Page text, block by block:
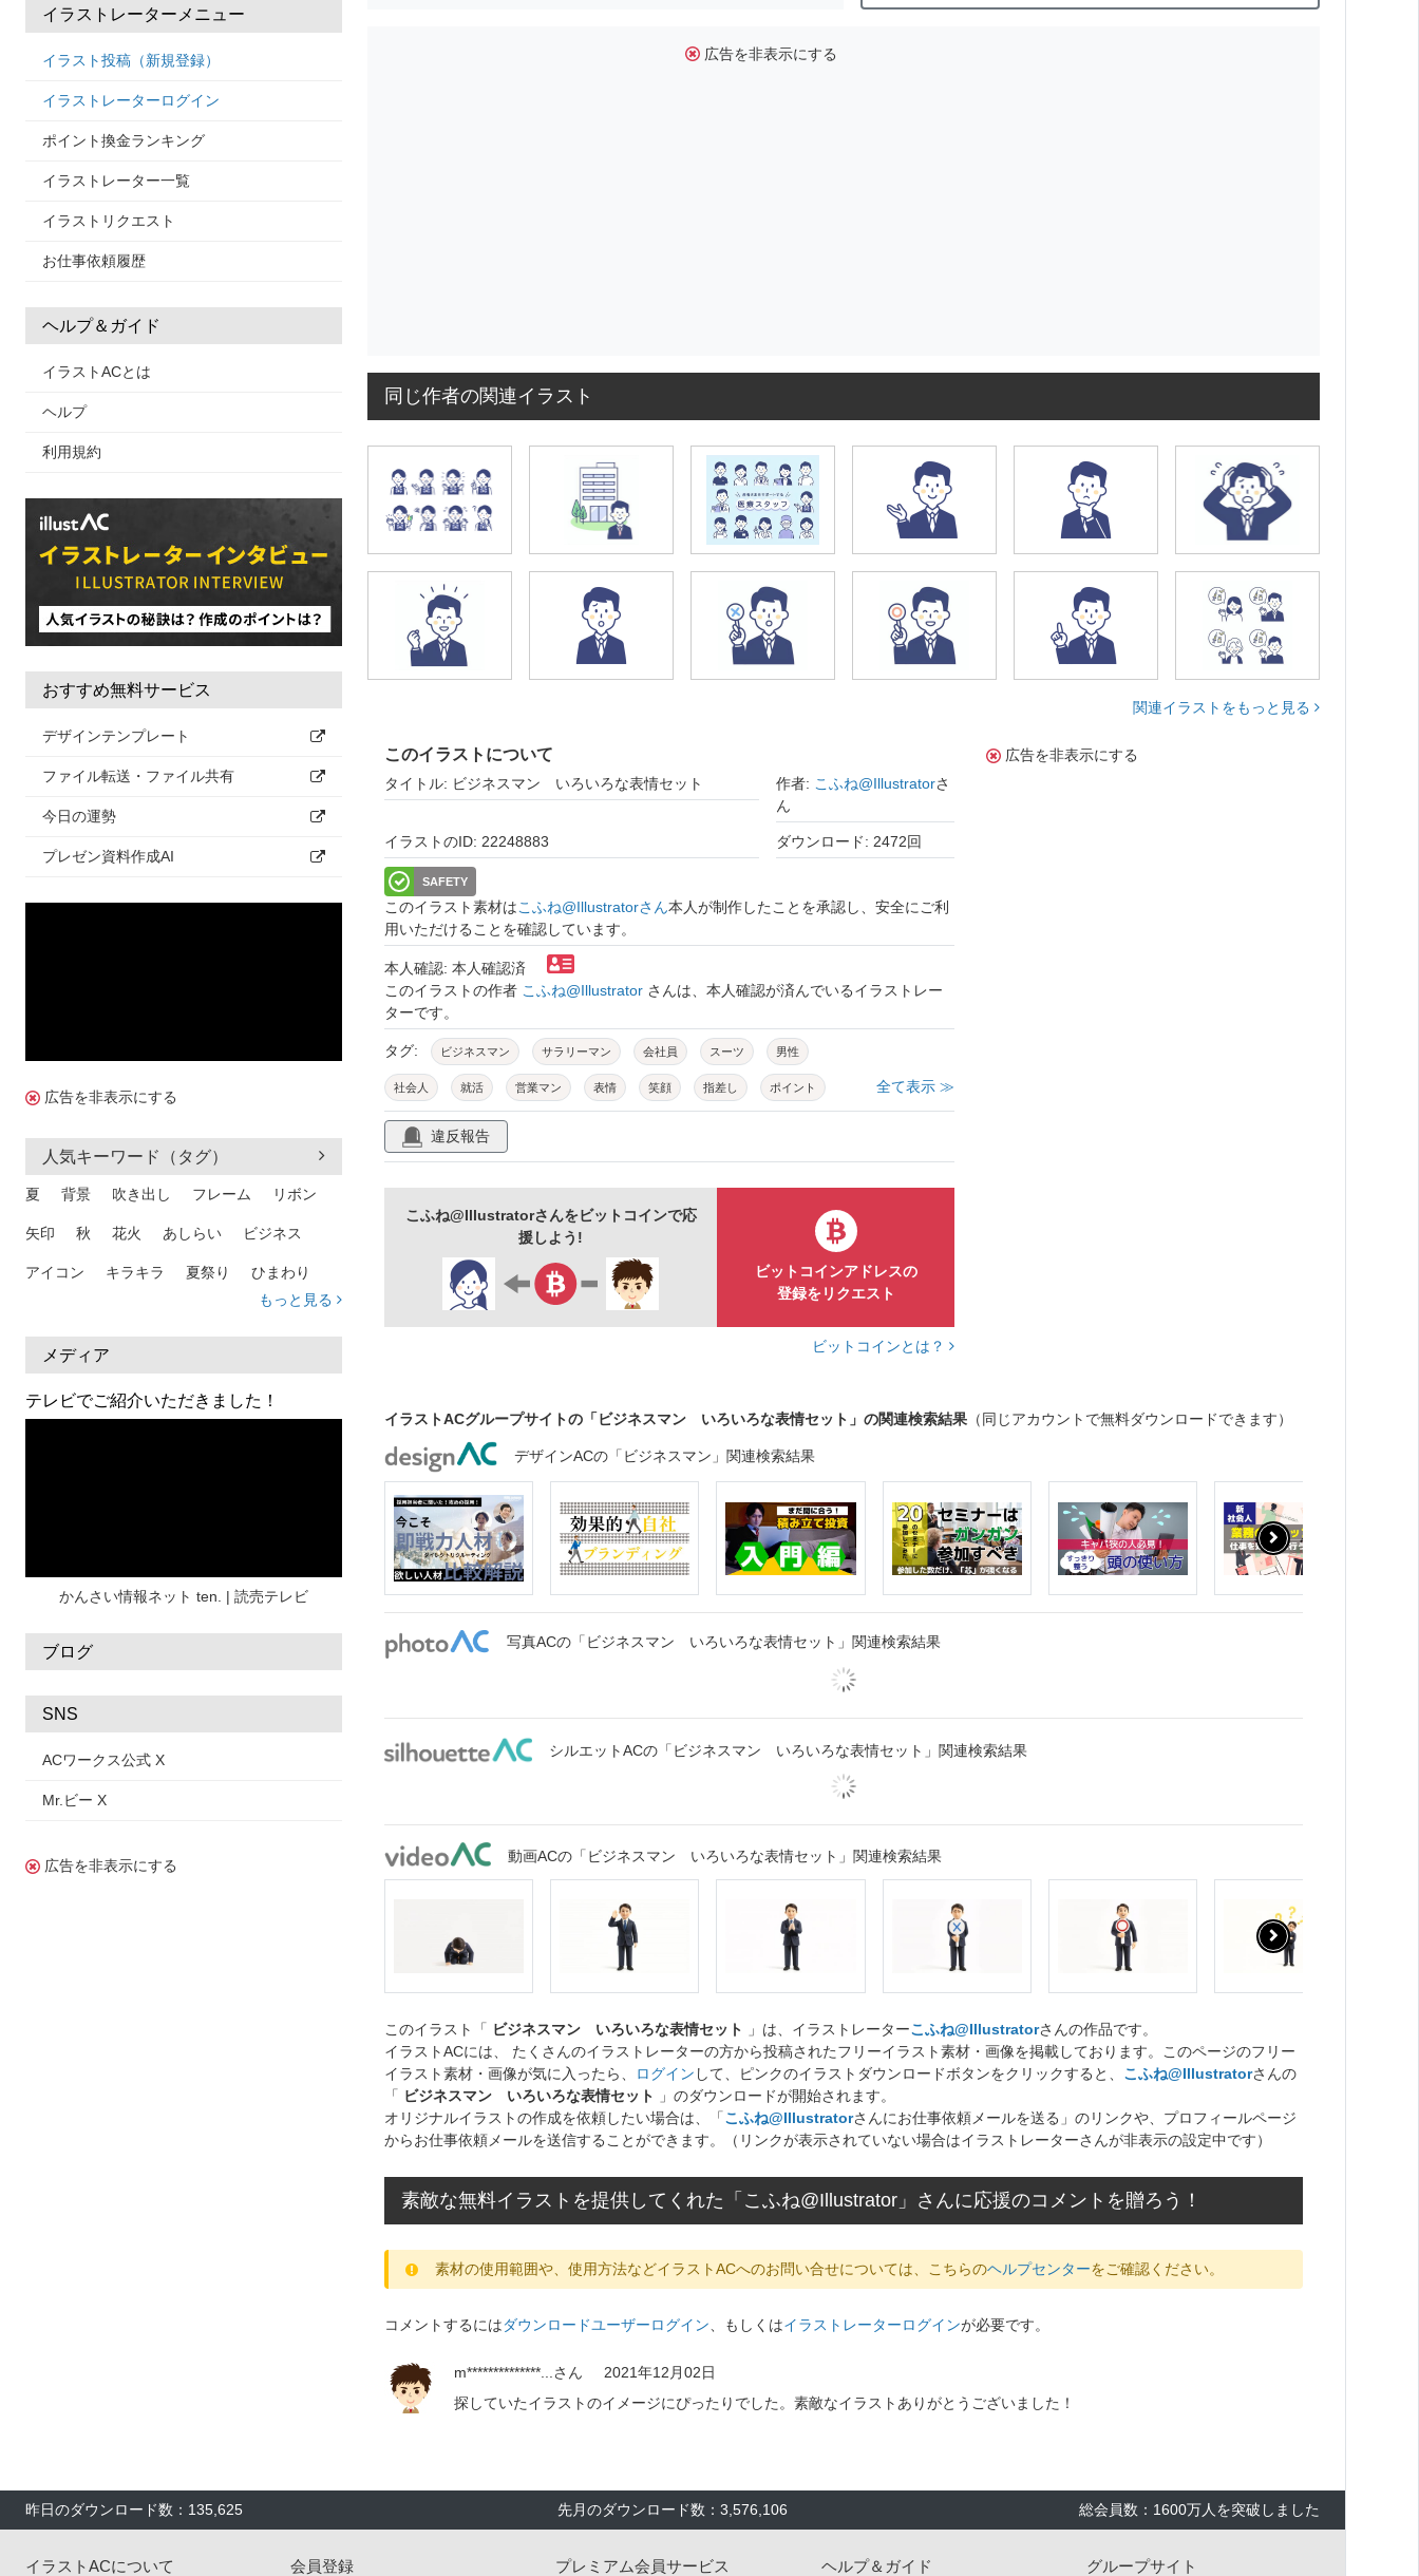
イラストレーターメニュー
イラスト投稿（新規登録）
イラストレーターログイン
ポイント換金ランキング
イラストレーター一覧
イラストリクエスト
お仕事依頼履歴
ヘルプ＆ガイド
イラストACとは
ヘルプ
利用規約
おすすめ無料サービス
デザインテンプレート
ファイル転送・ファイル共有
今日の運勢
プレゼン資料作成AI
広告を非表示にする
人気キーワード（タグ）
夏 背景 吹き出し フレーム リボン
矢印 秋 花火 あしらい ビジネス
アイコン キラキラ 夏祭り ひまわり
熱中症
人物 暑中見舞い
日本地図 海
もっと見る
メディア
テレビでご紹介いただきました！
かんさい情報ネット ten. | 読売テレビ
ブログ
SNS
ACワークス公式 X
Mr.ビー X
広告を非表示にする
広告を非表示にする
同じ作者の関連イラスト
関連イラストをもっと見る
このイラストについて
タイトル: ビジネスマン いろいろな表情セット 作者: こふね@Illustratorさ
ん
イラストのID: 22248883 ダウンロード: 2472回
SAFETY
このイラスト素材はこふね@Illustratorさん本人が制作したことを承認し、安全にご利
用いただけることを確認しています。
本人確認: 本人確認済
このイラストの作者 こふね@Illustrator さんは、本人確認が済んでいるイラストレー
ターです。
タグ: ビジネスマン サラリーマン 会社員 スーツ 男性
社会人 就活 営業マン 表情 笑顔 指差し ポイント
アドバイス 丸
残念 あせる 失敗 ショック 忙しい ストレス 考える
人 セット
全て表示 ≫
違反報告
こふね@Illustratorさんをビットコインで応
援しよう!
ビットコインアドレスの
登録をリクエスト
ビットコインとは？
広告を非表示にする
イラストACグループサイトの「ビジネスマン いろいろな表情セット」の関連検索結果 （同じアカウントで無料ダウンロードできます）
デザインACの「ビジネスマン」関連検索結果
写真ACの「ビジネスマン いろいろな表情セット」関連検索結果
シルエットACの「ビジネスマン いろいろな表情セット」関連検索結果
動画ACの「ビジネスマン いろいろな表情セット」関連検索結果
このイラスト「 ビジネスマン いろいろな表情セット 」は、イラストレーターこふね@Illustratorさんの作品です。
イラストACには、 たくさんのイラストレーターの方から投稿されたフリーイラスト素材・画像を掲載しております。このページのフリー
イラスト素材・画像が気に入ったら、
ログイン して、ピンクのイラストダウンロードボタンをクリックすると、 こふね@Illustratorさんの
「 ビジネスマン いろいろな表情セット
」のダウンロードが開始されます。
オリジナルイラストの作成を依頼したい場合は、「こふね@Illustratorさんにお仕事依頼メールを送る」のリンクや、プロフィールページ
からお仕事依頼メールを送信することができます。（リンクが表示されていない場合はイラストレーターさんが非表示の設定中です）
素敵な無料イラストを提供してくれた「こふね@Illustrator」さんに応援のコメントを贈ろう！
素材の使用範囲や、使用方法などイラストACへのお問い合せについては、こちらのヘルプセンターをご確認ください。
コメントするにはダウンロードユーザーログイン 、もしくはイラストレーターログインが必要です。
m**************... さん
2021年12月02日
探していたイラストのイメージにぴったりでした。素敵なイラストありがとうございました！
昨日のダウンロード数：135,625 先月のダウンロード数：3,576,106 総会員数：1600万人を突破しました
イラストACについて 会員登録 プレミアム会員サービス ヘルプ＆ガイド グループサイト